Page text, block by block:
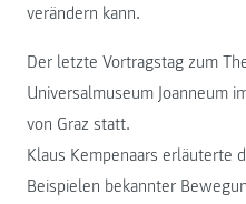
verändern kann.
Der letzte Vortragstag zum
Universalmuseum Joanneum
von Graz statt.
Klaus Kempenaars erläuterte
Beispielen bekannter